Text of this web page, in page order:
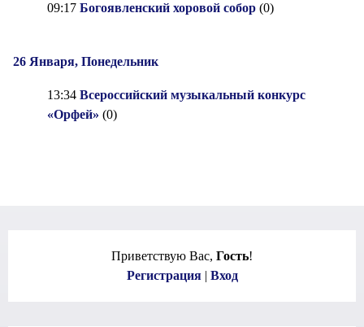
09:17 Богоявленский хоровой собор (0)
26 Января, Понедельник
13:34 Всероссийский музыкальный конкурс
«Орфей» (0)
Приветствую Вас, Гость!
Регистрация| Вход